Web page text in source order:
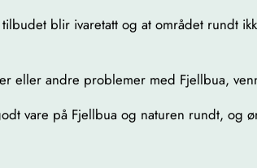
blir ivaretatt og at området rundt
eller andre problemer med Fjellbua,
vare på Fjellbua og naturen rundt, og